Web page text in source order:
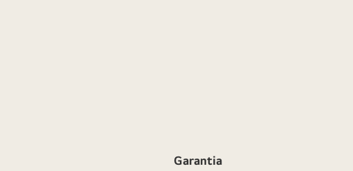
Garantia